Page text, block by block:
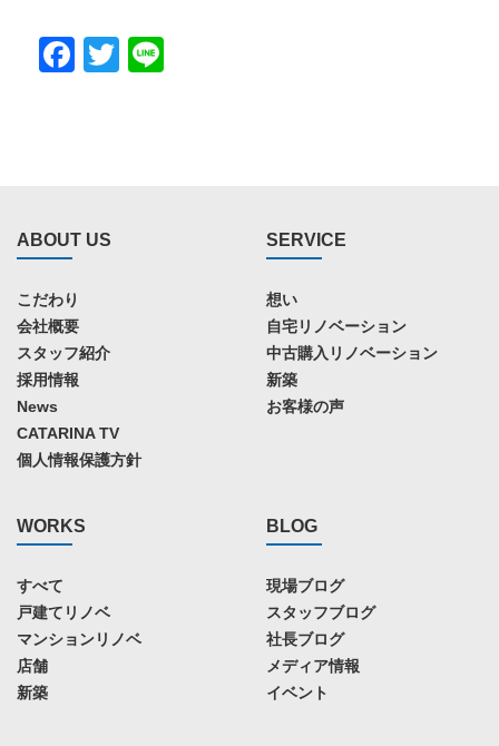
Facebook
Twitter
ABOUT US
こだわり
会社概要
スタッフ紹介
採用情報
News
CATARINA TV
個人情報保護方針
SERVICE
想い
自宅リノベーション
中古購入リノベーション
新築
お客様の声
WORKS
すべて
戸建てリノベ
マンションリノベ
店舗
新築
BLOG
現場ブログ
スタッフブログ
社長ブログ
メディア情報
イベント